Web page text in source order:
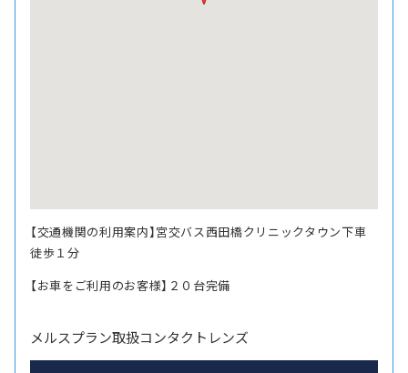
【交通機関の利用案内】宮交バス西田橋クリニックタウン下車
徒歩１分
【お車をご利用のお客様】２０台完備
メルスプラン取扱コンタクトレンズ